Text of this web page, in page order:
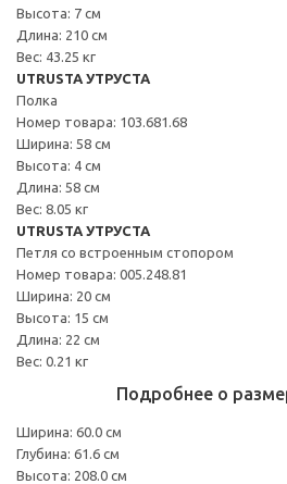
Высота: 7 см
Длина: 210 см
Вес: 43.25 кг
UTRUSTA УТРУСТА
Полка
Номер товара: 103.681.68
Ширина: 58 см
Высота: 4 см
Длина: 58 см
Вес: 8.05 кг
UTRUSTA УТРУСТА
Петля со встроенным стопором
Номер товара: 005.248.81
Ширина: 20 см
Высота: 15 см
Длина: 22 см
Вес: 0.21 кг
Подробнее о
Ширина: 60.0 см
Глубина: 61.6 см
Высота: 208.0 см